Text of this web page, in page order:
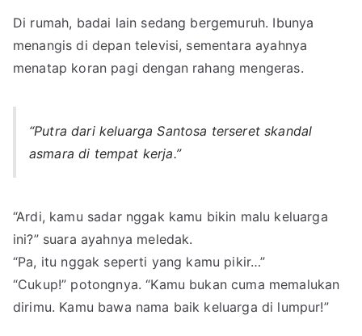
Di rumah, badai lain sedang bergemuruh. Ibunya
menangis di depan televisi, sementara ayahnya
menatap koran pagi dengan rahang mengeras.
“Putra dari keluarga Santosa terseret skandal
asmara di tempat kerja.”
“Ardi, kamu sadar nggak kamu bikin malu keluarga
ini?” suara ayahnya meledak.
“Pa, itu nggak seperti yang kamu pikir…”
“Cukup!” potongnya. “Kamu bukan cuma memalukan
dirimu. Kamu bawa nama baik keluarga di lumpur!”